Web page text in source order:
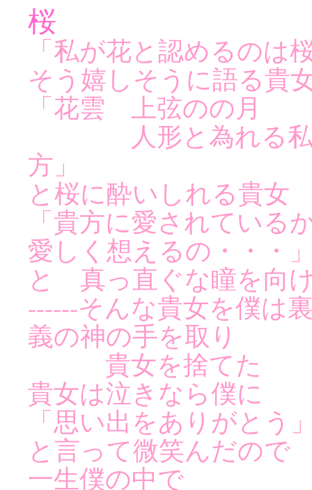
桜
「私が花と認めるのは
そう嬉しそうに語る貴
「花雲 上弦のの月
人形と為れる私
方」
と桜に酔いしれる貴女
「貴方に愛されている
愛しく想えるの・・・
と 真っ直ぐな瞳を向
------そんな貴女を僕は
義の神の手を取り
貴女を捨てた
貴女は泣きなら僕に
「思い出をありがとう
と言って微笑んだので
一生僕の中で